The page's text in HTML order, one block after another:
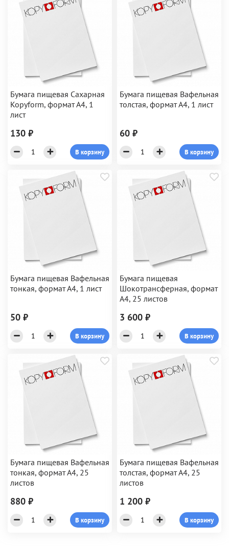
Бумага пищевая Сахарная
Kopyform, формат А4, 1
лист
130 ₽
В корзину
Бумага пищевая Вафельная
толстая, формат А4, 1 лист
60 ₽
В корзину
Бумага пищевая Вафельная
тонкая, формат А4, 1 лист
50 ₽
В корзину
Бумага пищевая
Шокотрансферная, формат
А4, 25 листов
3 600 ₽
В корзину
Бумага пищевая Вафельная
тонкая, формат А4, 25
листов
880 ₽
В корзину
Бумага пищевая Вафельная
толстая, формат А4, 25
листов
1 200 ₽
В корзину